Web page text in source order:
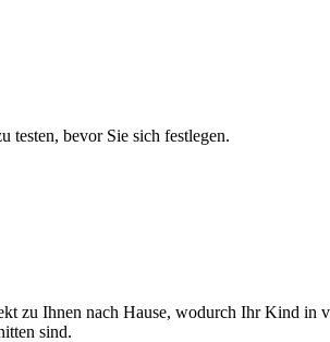
testen, bevor Sie sich festlegen.
zu Ihnen nach Hause, wodurch Ihr Kind in
sind.